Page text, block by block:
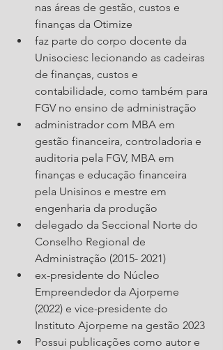
nas áreas de gestão, custos e
finanças da Otimize
faz parte do corpo docente da
Unisociesc lecionando as cadeiras
de finanças, custos e
contabilidade, como também para
FGV no ensino de administração
administrador com MBA em
gestão financeira, controladoria e
auditoria pela FGV, MBA em
finanças e educação financeira
pela Unisinos e mestre em
engenharia da produção
delegado da Seccional Norte do
Conselho Regional de
Administração (2015- 2021)
ex-presidente do Núcleo
Empreendedor da Ajorpeme
(2022) e vice-presidente do
Instituto Ajorpeme na gestão 2023
Possui publicações como autor e